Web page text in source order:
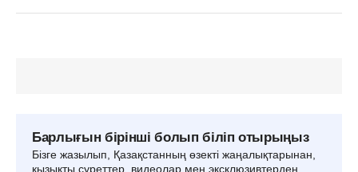
Барлығын бірінші болып біліп отырыңыз
Бізге жазылып, Қазақстанның өзекті жаңалықтарынан,
қызықты суреттер, видеолар мен эксклюзивтерден